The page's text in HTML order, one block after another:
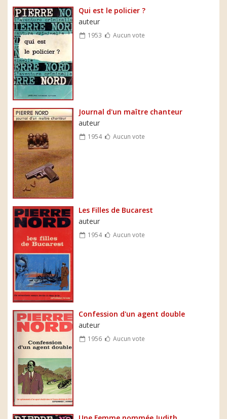
Qui est le policier ?
auteur
1953 Aucun vote
Journal d'un maître chanteur
auteur
1954 Aucun vote
Les Filles de Bucarest
auteur
1954 Aucun vote
Confession d'un agent double
auteur
1956 Aucun vote